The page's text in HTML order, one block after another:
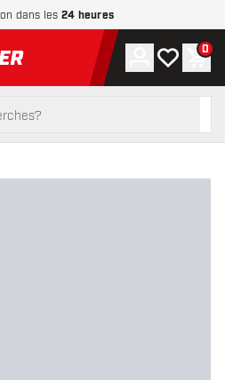
dans les 24 heures
la page d’accueil
Compte
Ma liste0